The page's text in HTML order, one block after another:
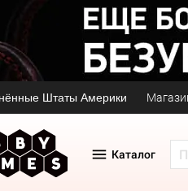
Штаты Америки
Каталог